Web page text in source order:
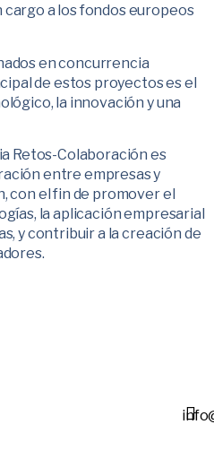
a los fondos europeos
en concurrencia
de estos proyectos es el
la innovación y una
Retos-Colaboración es
entre empresas y
con el fin de promover el
la aplicación empresarial
y contribuir a la creación de